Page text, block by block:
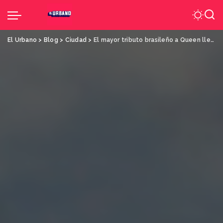
El Urbano > Blog > Ciudad > El mayor tributo brasileño a Queen llega a Ciudad del Este con un show imperdible